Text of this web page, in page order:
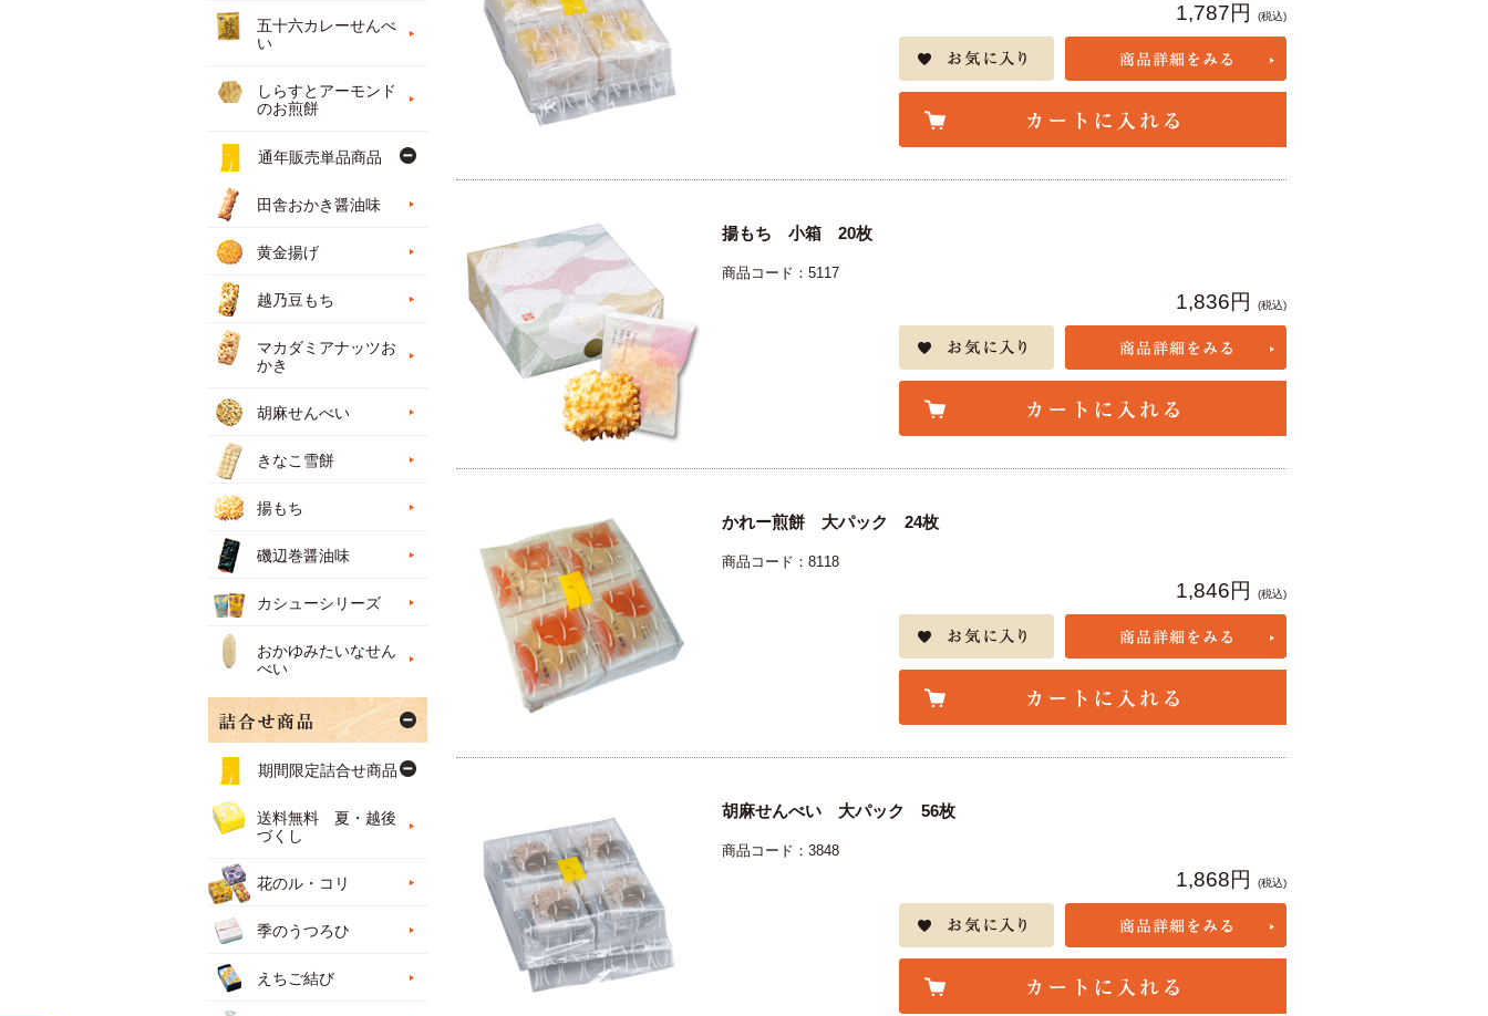
1,787円 (税込)
揚もち 小箱 20枚
商品コード：5117
1,836円 (税込)
かれー煎餅 大パック 24枚
商品コード：8118
1,846円 (税込)
胡麻せんべい 大パック 56枚
商品コード：3848
1,868円 (税込)
五十六カレーせんべ
い
しらすとアーモンド
のお煎餅
通年販売単品商品
田舎おかき醤油味
黄金揚げ
越乃豆もち
マカダミアナッツお
かき
胡麻せんべい
きなこ雪餅
揚もち
磯辺巻醤油味
カシューシリーズ
おかゆみたいなせん
べい
期間限定詰合せ商品
送料無料 夏・越後
づくし
花のル・コリ
季のうつろひ
えちご結び